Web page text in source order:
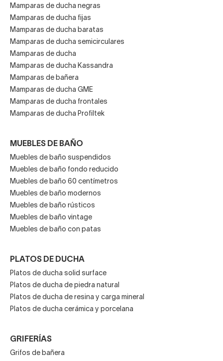
Mamparas de ducha negras
Mamparas de ducha fijas
Mamparas de ducha baratas
Mamparas de ducha semicirculares
Mamparas de ducha
Mamparas de ducha Kassandra
Mamparas de bañera
Mamparas de ducha GME
Mamparas de ducha frontales
Mamparas de ducha Profiltek
MUEBLES DE BAÑO
Muebles de baño suspendidos
Muebles de baño fondo reducido
Muebles de baño 60 centímetros
Muebles de baño modernos
Muebles de baño rústicos
Muebles de baño vintage
Muebles de baño con patas
PLATOS DE DUCHA
Platos de ducha solid surface
Platos de ducha de piedra natural
Platos de ducha de resina y carga mineral
Platos de ducha cerámica y porcelana
GRIFERÍAS
Grifos de bañera